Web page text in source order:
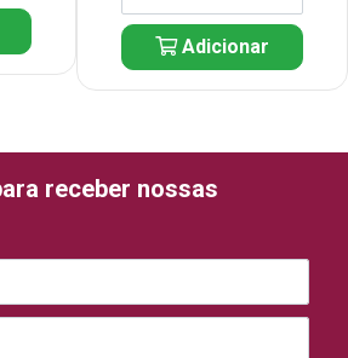
Adicionar
receber nossas